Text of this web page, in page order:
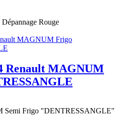
Rouge
Renault MAGNUM
Semi Frigo "DENTRESSANGLE"